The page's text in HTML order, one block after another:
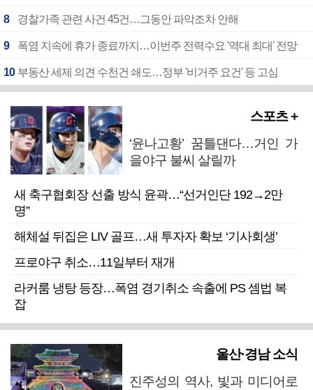
8 경찰가족 관련 사건 45건…그동안 파악조차 안해
9 폭염 지속에 휴가 종료까지…이번주 전력수요 '역대 최대' 전망
10 부동산 세제 의견 수천건 쇄도…정부 '비거주 요건' 등 고심
스포츠 +
‘윤나고황’ 꿈틀댄다…거인 가
을야구 불씨 살릴까
새 축구협회장 선출 방식 윤곽…“선거인단 192→2만
명”
해체설 뒤집은 LIV 골프…새 투자자 확보 ‘기사회생’
프로야구 취소…11일부터 재개
라커룸 냉탕 등장…폭염 경기취소 속출에 PS 셈법 복
잡
울산·경남 소식
진주성의 역사, 빛과 미디어로